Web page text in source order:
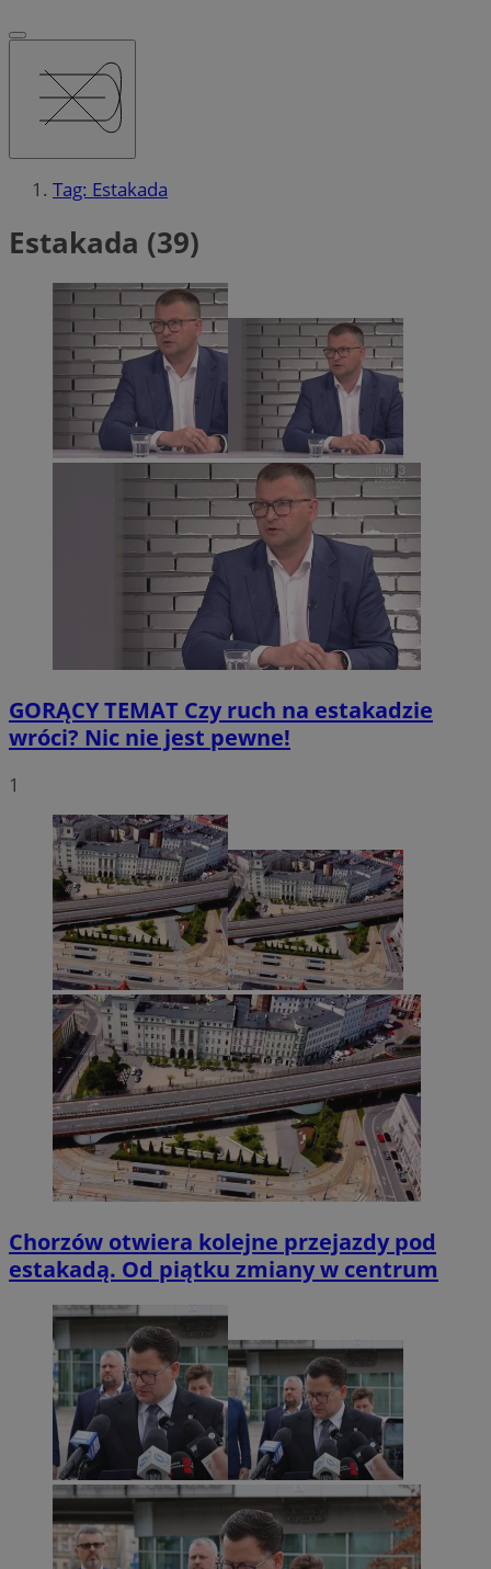
Tag: Estakada
Estakada (39)
GORĄCY TEMAT Czy ruch na estakadzie
wróci? Nic nie jest pewne!
1
Chorzów otwiera kolejne przejazdy pod
estakadą. Od piątku zmiany w centrum